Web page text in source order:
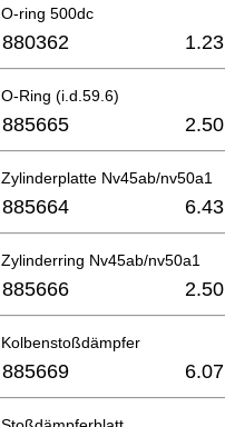
O-ring 500dc
880362 1.23
O-Ring (i.d.59.6)
885665 2.50
Zylinderplatte Nv45ab/nv50a1
885664 6.43
Zylinderring Nv45ab/nv50a1
885666 2.50
Kolbenstoßdämpfer
885669 6.07